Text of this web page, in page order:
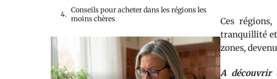
Conseils pour acheter dans les régions les
moins chères
Ces
tranquillité et
zones,
A découvrir